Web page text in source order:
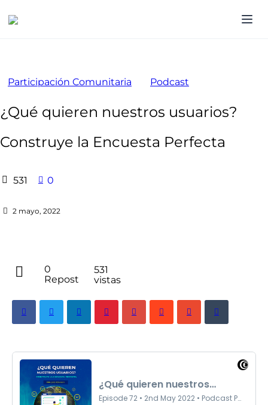
Participación Comunitaria Podcast
¿Qué quieren nuestros usuarios?
Construye la Encuesta Perfecta
531 0
2 mayo, 2022
0
Repost
531
vistas